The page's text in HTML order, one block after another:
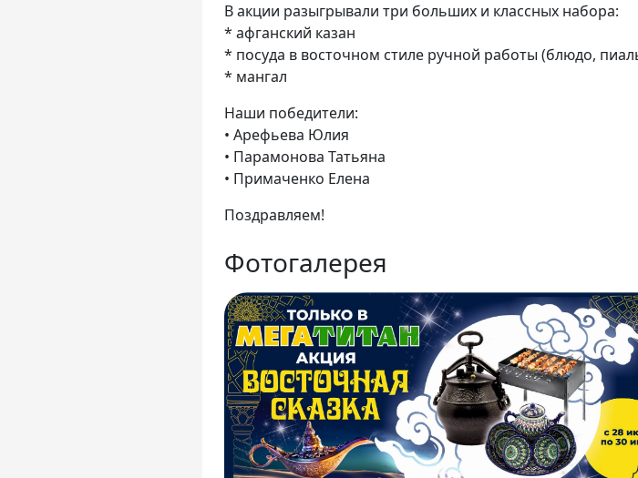
В акции разыгрывали три больших и классных набора:
* афганский казан
* посуда в восточном стиле ручной работы (блюдо,
* мангал
Наши победители:
• Арефьева Юлия
• Парамонова Татьяна
• Примаченко Елена
Поздравляем!
Фотогалерея